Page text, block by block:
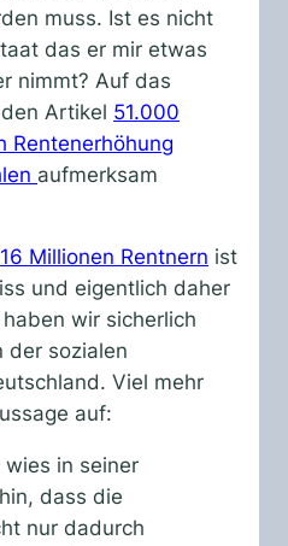
muss. Ist es nicht
das er mir etwas
nimmt? Auf das
Artikel 51.000
Rentenerhöhung
aufmerksam
16 Millionen Rentnern ist
und eigentlich daher
wir sicherlich
der sozialen
Viel mehr
auf:
wies in seiner
dass die
nur dadurch